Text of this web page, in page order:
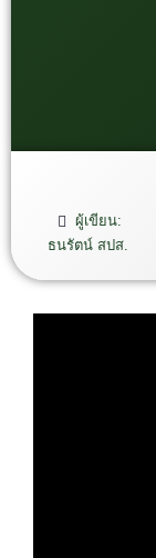
ผู้เขียน:
ธนรัตน์ สปส.